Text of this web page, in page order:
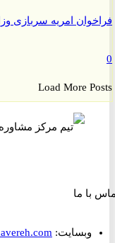
امریه سربازی وزارت
Load More
ما
وبسایت: